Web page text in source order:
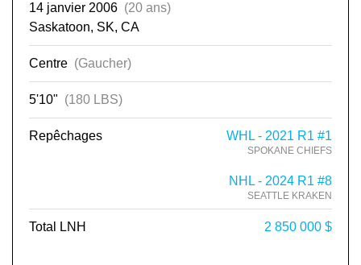
14 janvier 2006 (20 ans)
Saskatoon, SK, CA
Centre (Gaucher)
5'10" (180 LBS)
Repêchages WHL - 2021 R1 #1
SPOKANE CHIEFS
NHL - 2024 R1 #8
SEATTLE KRAKEN
Total LNH 2 850 000 $